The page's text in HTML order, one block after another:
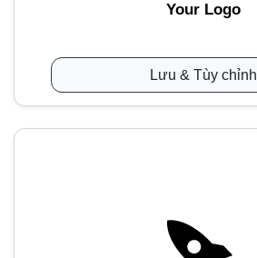
Your Logo
Lưu & Tùy chỉnh